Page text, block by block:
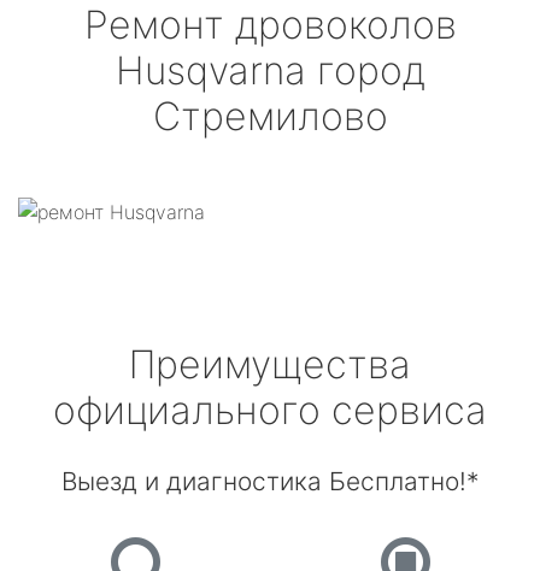
Ремонт дровоколов
Husqvarna город
Стремилово
Преимущества
официального сервиса
Выезд и диагностика Бесплатно!*